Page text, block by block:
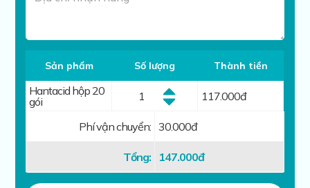
Sản phẩm
Hantacid hộp 20
gói
Số lượng Thành tiền
117.000đ
Phí vận chuyển: 30.000đ
Tổng: 147.000đ